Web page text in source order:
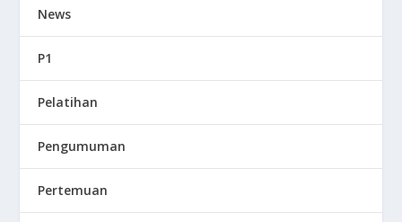
News
P1
Pelatihan
Pengumuman
Pertemuan